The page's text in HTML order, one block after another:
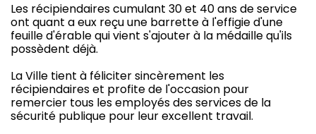
Les récipiendaires cumulant 30 et 40 ans de service
ont quant a eux reçu une barrette à l'effigie d'une
feuille d'érable qui vient s'ajouter à la médaille qu'ils
possèdent déjà.
La Ville tient à féliciter sincèrement les
récipiendaires et profite de l'occasion pour
remercier tous les employés des services de la
sécurité publique pour leur excellent travail.